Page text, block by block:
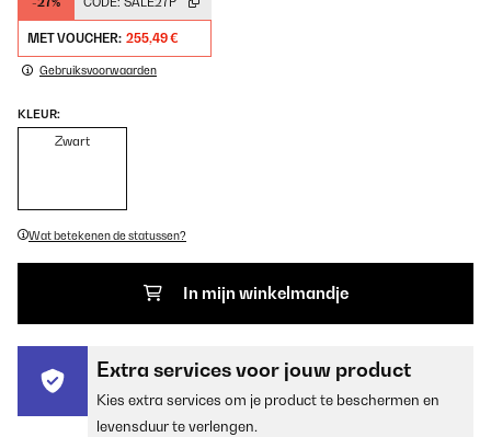
MET VOUCHER: 255,49 €
Gebruiksvoorwaarden
KLEUR:
Zwart
Wat betekenen de statussen?
In mijn winkelmandje
Extra services voor jouw product
Kies extra services om je product te beschermen en
levensduur te verlengen.